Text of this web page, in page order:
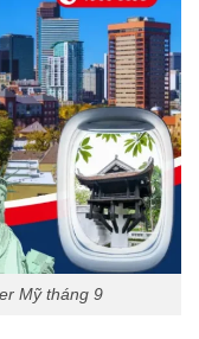
Mỹ tháng 9